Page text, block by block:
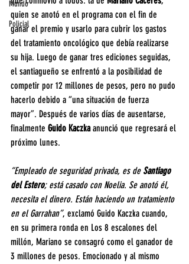
Mundo
Policial
quien se anotó en el programa con el fin de
ganar el premio y usarlo para cubrir los gastos
del tratamiento oncológico que debía realizarse
su hija. Luego de ganar tres ediciones seguidas,
el santiagueño se enfrentó a la posibilidad de
competir por 12 millones de pesos, pero no pudo
hacerlo debido a “una situación de fuerza
mayor”. Después de varios días de ausentarse,
finalmente Guido Kaczka anunció que regresará el
próximo lunes.
“Empleado de seguridad privada, es de Santiago
del Estero; está casado con Noelia. Se anotó él,
necesita el dinero. Están haciendo un tratamiento
en el Garrahan”, exclamó Guido Kaczka cuando,
en su primera ronda en Los 8 escalones del
millón, Mariano se consagró como el ganador de
3 millones de pesos. Emocionado y al mismo